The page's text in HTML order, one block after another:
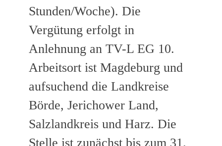
Stunden/Woche). Die
Vergütung erfolgt in
Anlehnung an TV-L EG 10.
Arbeitsort ist Magdeburg und
aufsuchend die Landkreise
Börde, Jerichower Land,
Salzlandkreis und Harz. Die
Stelle ist zunächst bis zum 31.